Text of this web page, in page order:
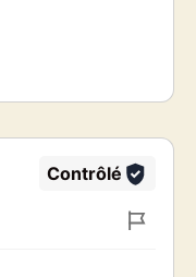
Contrôlé